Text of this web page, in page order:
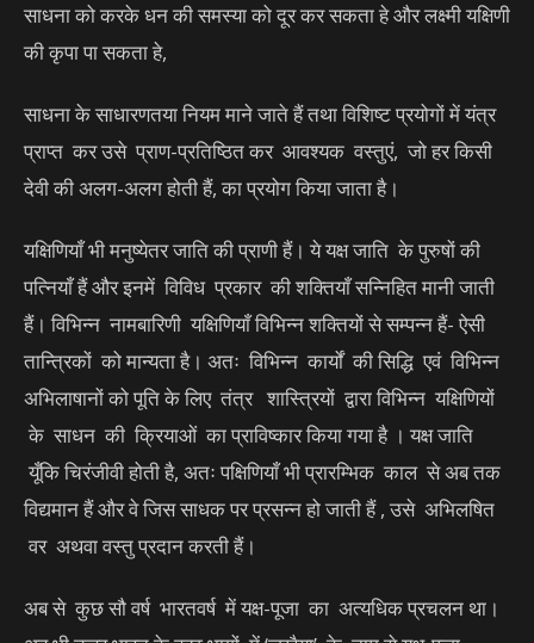
साधना को करके धन की समस्या को दूर कर सकता हे और लक्ष्मी यक्षिणी
की कृपा पा सकता हे,
साधना के साधारणतया नियम माने जाते हैं तथा विशिष्ट प्रयोगों में यंत्र
प्राप्त कर उसे प्राण-प्रतिष्ठित कर आवश्यक वस्तुएं, जो हर किसी
देवी की अलग-अलग होती हैं, का प्रयोग किया जाता है।
यक्षिणियाँ भी मनुष्येतर जाति की प्राणी हैं। ये यक्ष जाति के पुरुषों की
पत्नियाँ हैं और इनमें विविध प्रकार की शक्तियाँ सन्निहित मानी जाती
हैं। विभिन्न नामबारिणी यक्षिणियाँ विभिन्न शक्तियों से सम्पन्न हैं- ऐसी
तान्त्रिकों को मान्यता है। अतः विभिन्न कार्यों की सिद्धि एवं विभिन्न
अभिलाषानों को पूति के लिए तंत्र शास्त्रियों द्वारा विभिन्न यक्षिणियों
के साधन की क्रियाओं का प्राविष्कार किया गया है । यक्ष जाति
यूँकि चिरंजीवी होती है, अतः पक्षिणियाँ भी प्रारम्भिक काल से अब तक
विद्यमान हैं और वे जिस साधक पर प्रसन्न हो जाती हैं , उसे अभिलषित
वर अथवा वस्तु प्रदान करती हैं।
अब से कुछ सौ वर्ष भारतवर्ष में यक्ष-पूजा का अत्यधिक प्रचलन था।